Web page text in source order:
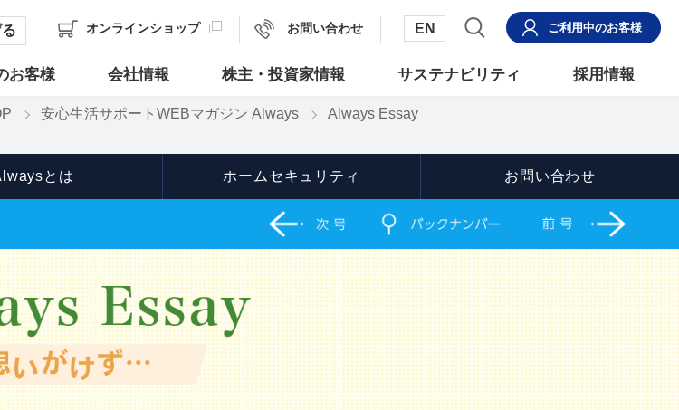
オンラインショップ お問い合わせ EN ご利用中のお客様
お客様 会社情報 株主・投資家情報 サステナビリティ 採用情報
安心生活サポートWEBマガジン Always
Always Essay
とは ホームセキュリティ お問い合わせ